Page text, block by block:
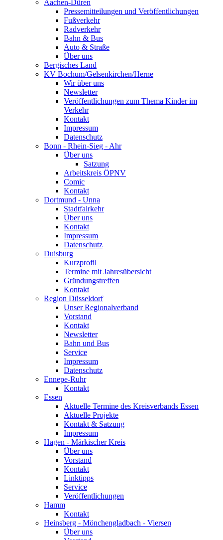
Aachen-Düren
Pressemitteilungen und Veröffentlichungen
Fußverkehr
Radverkehr
Bahn & Bus
Auto & Straße
Über uns
Bergisches Land
KV Bochum/Gelsenkirchen/Herne
Wir über uns
Newsletter
Veröffentlichungen zum Thema Kinder im
Verkehr
Kontakt
Impressum
Datenschutz
Bonn - Rhein-Sieg - Ahr
Über uns
Satzung
Arbeitskreis ÖPNV
Comic
Kontakt
Dortmund - Unna
Stadtfairkehr
Über uns
Kontakt
Impressum
Datenschutz
Duisburg
Kurzprofil
Termine mit Jahresübersicht
Gründungstreffen
Kontakt
Region Düsseldorf
Unser Regionalverband
Vorstand
Kontakt
Newsletter
Bahn und Bus
Service
Impressum
Datenschutz
Ennepe-Ruhr
Kontakt
Essen
Aktuelle Termine des Kreisverbands Essen
Aktuelle Projekte
Kontakt & Satzung
Impressum
Hagen - Märkischer Kreis
Über uns
Vorstand
Kontakt
Linktipps
Service
Veröffentlichungen
Hamm
Kontakt
Heinsberg - Mönchengladbach - Viersen
Über uns